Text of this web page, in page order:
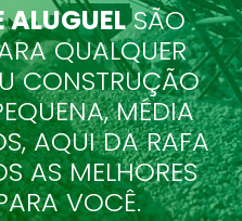
SÃO
QUALQUER
CONSTRUÇÃO
MÉDIA
AQUI DA RAFA
AS MELHORES
VOCÊ.